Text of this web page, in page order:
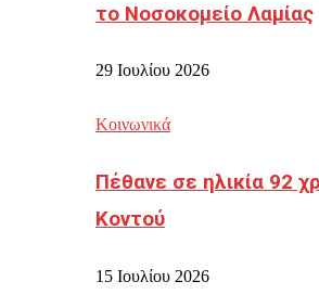
το Νοσοκομείο Λαμίας
29 Ιουλίου 2026
Κοινωνικά
Πέθανε σε ηλικία 92
Κοντού
15 Ιουλίου 2026